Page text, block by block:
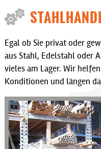
Egal ob Sie privat oder
aus Stahl, Edelstahl oder
vieles am Lager. Wir
Konditionen und längen